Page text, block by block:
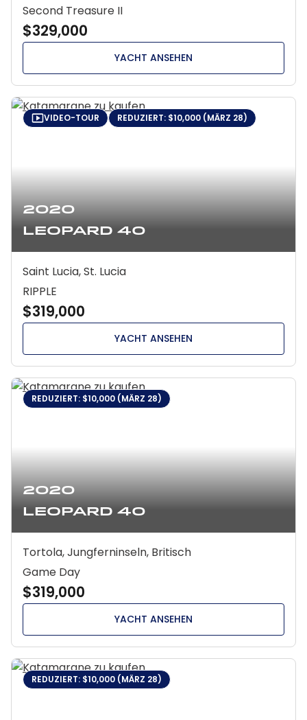
Second Treasure II
$329,000
YACHT ANSEHEN
2020
Leopard 40
VIDEO-TOUR REDUZIERT: $10,000 (MÄRZ 28)
Saint Lucia, St. Lucia
RIPPLE
$319,000
YACHT ANSEHEN
2020
Leopard 40
REDUZIERT: $10,000 (MÄRZ 28)
Tortola, Jungferninseln, Britisch
Game Day
$319,000
YACHT ANSEHEN
REDUZIERT: $10,000 (MÄRZ 28)